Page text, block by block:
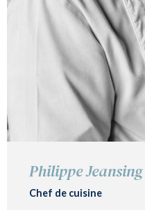
Philippe Jeansing
Chef de cuisine